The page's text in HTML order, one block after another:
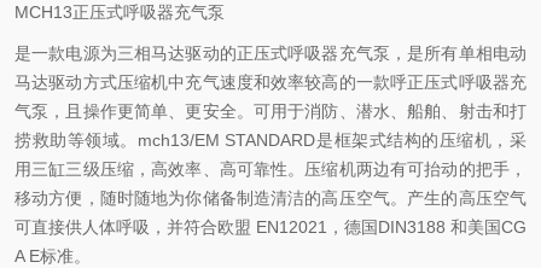
MCH13正压式呼吸器充气泵
是一款电源为三相马达驱动的正压式呼吸器充气泵，是所有单相电动
马达驱动方式压缩机中充气速度和效率较高的一款呼正压式呼吸器充
气泵，且操作更简单、更安全。可用于消防、潜水、船舶、射击和打
捞救助等领域。mch13/EM STANDARD是框架式结构的压缩机，采
用三缸三级压缩，高效率、高可靠性。压缩机两边有可抬动的把手，
移动方便，随时随地为你储备制造清洁的高压空气。产生的高压空气
可直接供人体呼吸，并符合欧盟 EN12021，德国DIN3188 和美国CG
A E标准。